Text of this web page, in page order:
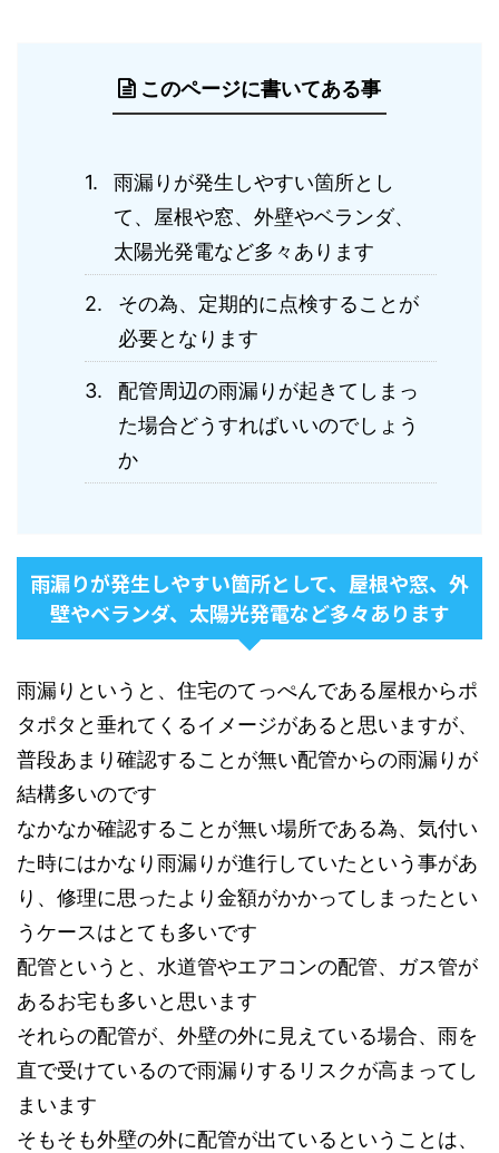
このページに書いてある事
雨漏りが発生しやすい箇所とし
て、屋根や窓、外壁やベランダ、
太陽光発電など多々あります
その為、定期的に点検することが
必要となります
配管周辺の雨漏りが起きてしまっ
た場合どうすればいいのでしょう
か
雨漏りが発生しやすい箇所として、屋根や窓、外
壁やベランダ、太陽光発電など多々あります
雨漏りというと、住宅のてっぺんである屋根からポ
タポタと垂れてくるイメージがあると思いますが、
普段あまり確認することが無い配管からの雨漏りが
結構多いのです
なかなか確認することが無い場所である為、気付い
た時にはかなり雨漏りが進行していたという事があ
り、修理に思ったより金額がかかってしまったとい
うケースはとても多いです
配管というと、水道管やエアコンの配管、ガス管が
あるお宅も多いと思います
それらの配管が、外壁の外に見えている場合、雨を
直で受けているので雨漏りするリスクが高まってし
まいます
そもそも外壁の外に配管が出ているということは、